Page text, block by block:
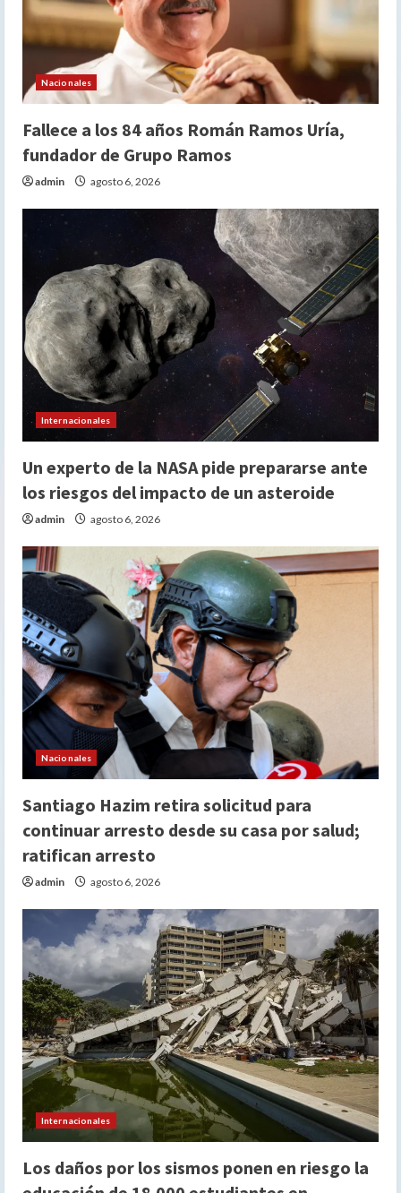
Nacionales
Fallece a los 84 años Román Ramos Uría,
fundador de Grupo Ramos
admin agosto 6, 2026
Internacionales
Un experto de la NASA pide prepararse ante
los riesgos del impacto de un asteroide
admin agosto 6, 2026
Nacionales
Santiago Hazim retira solicitud para
continuar arresto desde su casa por salud;
ratifican arresto
admin agosto 6, 2026
Internacionales
Los daños por los sismos ponen en riesgo la